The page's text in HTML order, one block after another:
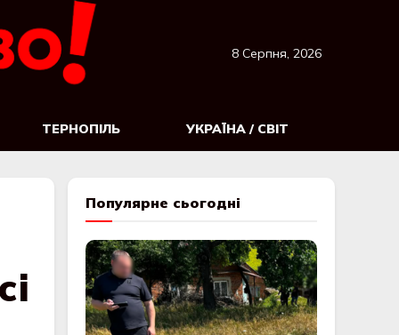
8 Серпня, 2026
ТЕРНОПІЛЬ УКРАЇНА / СВІТ
Популярне сьогодні